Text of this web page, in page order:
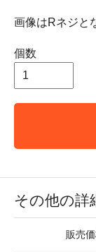
画像はRネジと
個数
その他の詳
販売